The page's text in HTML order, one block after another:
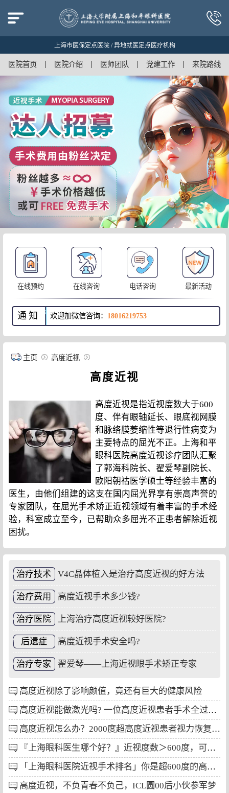
上海市医保定点医院 / 异地就医定点医疗机构
医院首页 医院介绍 医师团队 党建工作 来院路线
在线预约 在线咨询 电话咨询 最新活动
通知 欢迎加微信咨询： 18016219753
主页 高度近视
高度近视
高度近视是指近视度数大于600
度、伴有眼轴延长、眼底视网膜
和脉络膜萎缩性等退行性病变为
主要特点的屈光不正。上海和平
眼科医院高度近视诊疗团队汇聚
了郭海科院长、翟爱琴副院长、
欧阳朝祜医学硕士等经验丰富的
医生，由他们组建的这支在国内屈光界享有崇高声誉的
专家团队，在屈光手术矫正近视领域有着丰富的手术经
验，科室成立至今，已帮助众多屈光不正患者解除近视
困扰。
治疗技术 V4C晶体植入是治疗高度近视的好方法
治疗费用 高度近视手术多少钱?
治疗医院 上海治疗高度近视较好医院?
后遗症 高度近视手术安全吗?
治疗专家 翟爱琴——上海近视眼手术矫正专家
高度近视除了影响颜值，竟还有巨大的健康风险
高度近视能做激光吗? 一位高度近视患者手术全过程分享
高度近视怎么办？2000度超高度近视患者视力恢复至1.2，只因用了这个方法
『上海眼科医生哪个好？』近视度数＞600度，可能有致盲风险
「上海眼科医院近视手术排名」你是超600度的高度近视吗？
高度近视，不负青春不负己，ICL圆00后小伙参军梦